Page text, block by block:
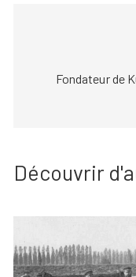
Fondateur de
Découvrir